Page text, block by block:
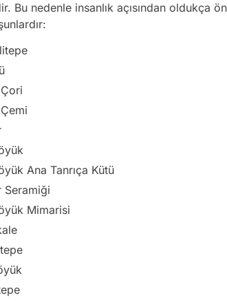
Bu nedenle insanlık açısından oldukça
Ana Tanrıça Kütü
Seramiği
Mimarisi